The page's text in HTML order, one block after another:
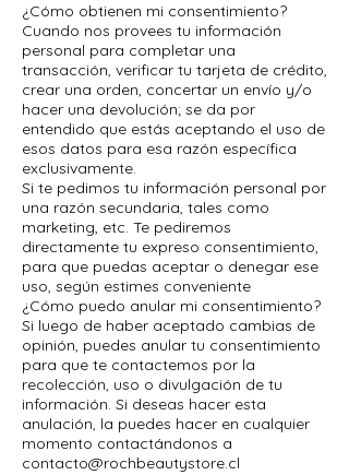
¿Cómo obtienen mi consentimiento?
Cuando nos provees tu información
personal para completar una
transacción, verificar tu tarjeta de crédito,
crear una orden, concertar un envío y/o
hacer una devolución; se da por
entendido que estás aceptando el uso de
esos datos para esa razón específica
exclusivamente.
Si te pedimos tu información personal por
una razón secundaria, tales como
marketing, etc. Te pediremos
directamente tu expreso consentimiento,
para que puedas aceptar o denegar ese
uso, según estimes conveniente
¿Cómo puedo anular mi consentimiento?
Si luego de haber aceptado cambias de
opinión, puedes anular tu consentimiento
para que te contactemos por la
recolección, uso o divulgación de tu
información. Si deseas hacer esta
anulación, la puedes hacer en cualquier
momento contactándonos a
contacto@rochbeautystore.cl